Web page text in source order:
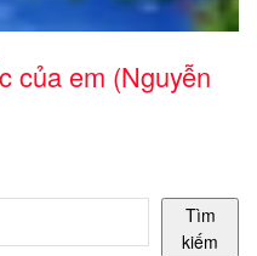
của em (Nguyễn
Tìm
kiếm